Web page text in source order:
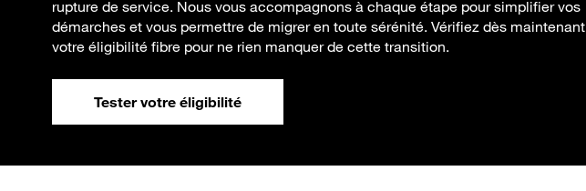
rupture de service. Nous vous accompagnons à chaque étape pour simplifier vos
démarches et vous permettre de migrer en toute sérénité. Vérifiez dès maintenant
votre éligibilité fibre pour ne rien manquer de cette transition.
Tester votre éligibilité